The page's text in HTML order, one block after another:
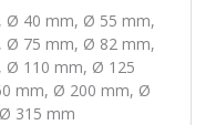
Ø 40 mm, Ø 55 mm,
Ø 75 mm, Ø 82 mm,
Ø 110 mm, Ø 125
mm, Ø 200 mm, Ø
315 mm